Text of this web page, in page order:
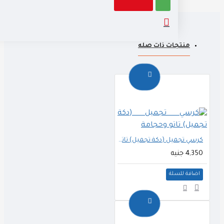
منتجات ذات صله
كرسي تجميل (دكة تجميل) تاتو وحجامة
4,350 جنيه
اضافة للسلة